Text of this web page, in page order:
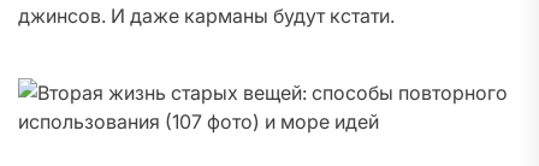
джинсов. И даже карманы будут кстати.